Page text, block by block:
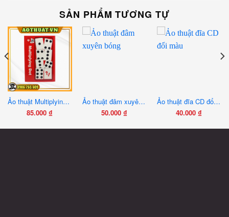
SẢN PHẨM TƯƠNG TỰ
Ảo thuật Multiplying Dot, bảng hoán đổi số nút
85.000₫
Ảo thuật đâm xuyên bóng
50.000₫
Ảo thuật đĩa CD đổi màu
40.000₫